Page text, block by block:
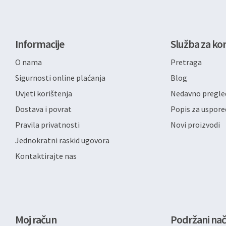
Informacije
O nama
Sigurnosti online plaćanja
Uvjeti korištenja
Dostava i povrat
Pravila privatnosti
Jednokratni raskid ugovora
Kontaktirajte nas
Služba za
Pretraga
Blog
Nedavno
Popis za
Novi proizvodi
Moj račun Podržani